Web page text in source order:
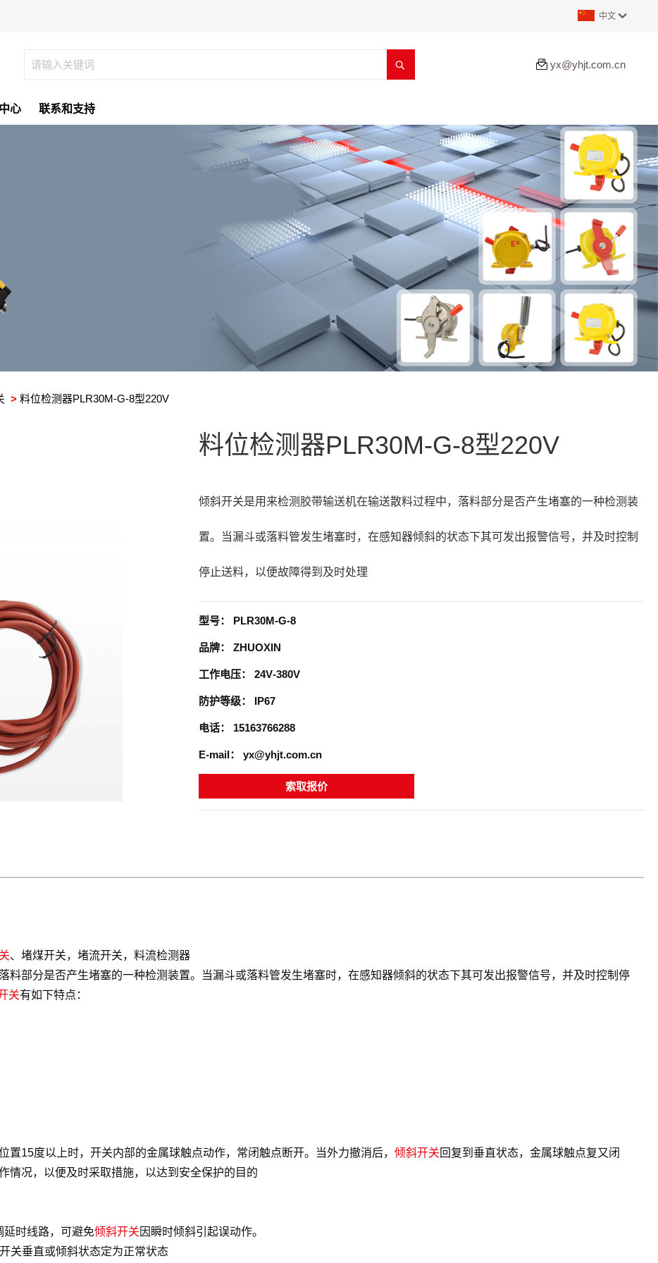
中文 
 yx@yhjt.com.cn
心 联系和支持
> 料位检测器PLR30M-G-8型220V
料位检测器PLR30M-G-8型220V
倾斜开关是用来检测胶带输送机在输送散料过程中，落料部分是否产生堵塞的一种检测装
置。当漏斗或落料管发生堵塞时，在感知器倾斜的状态下其可发出报警信号，并及时控制
停止送料，以便故障得到及时处理
型号： PLR30M-G-8
品牌： ZHUOXIN
工作电压： 24V-380V
防护等级： IP67
电话： 15163766288
E-mail： yx@yhjt.com.cn
索取报价
、堵煤开关，堵流开关，料流检测器
料部分是否产生堵塞的一种检测装置。当漏斗或落料管发生堵塞时，在感知器倾斜的状态下其可发出报警信号，并及时控制停
关有如下特点：
置15度以上时，开关内部的金属球触点动作，常闭触点断开。当外力撤消后， 倾斜开关回复到垂直状态，金属球触点复又闭
情况，以便及时采取措施，以达到安全保护的目的
延时线路，可避免倾斜开关 因瞬时倾斜引起误动作。
关垂直或倾斜状态定为正常状态